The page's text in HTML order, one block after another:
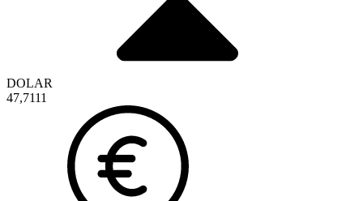
DOLAR
47,7111